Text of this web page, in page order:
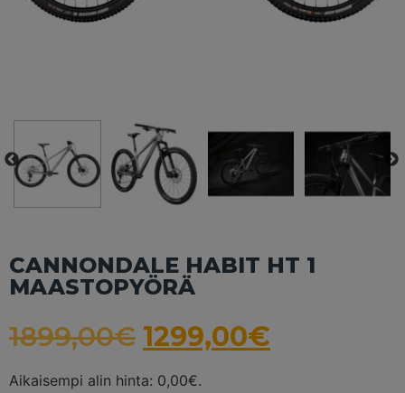
CANNONDALE HABIT HT 1
MAASTOPYÖRÄ
1899,00€ 1299,00€
Aikaisempi alin hinta: 0,00€.